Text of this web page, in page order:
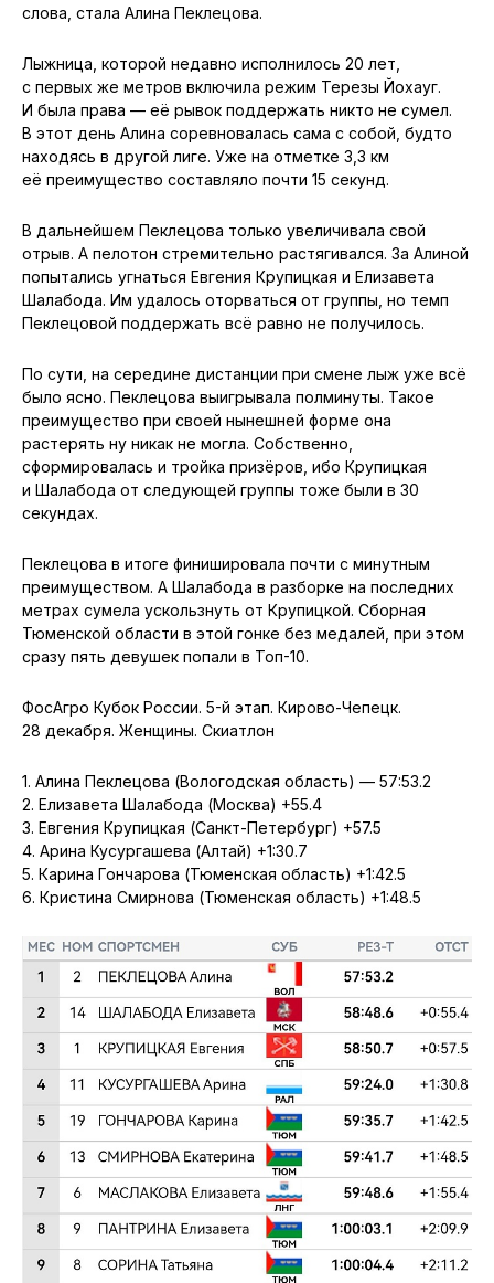
слова, стала Алина Пеклецова.
Лыжница, которой недавно исполнилось 20 лет,
с первых же метров включила режим Терезы Йохауг.
И была права — её рывок поддержать никто не сумел.
В этот день Алина соревновалась сама с собой, будто
находясь в другой лиге. Уже на отметке 3,3 км
её преимущество составляло почти 15 секунд.
В дальнейшем Пеклецова только увеличивала свой
отрыв. А пелотон стремительно растягивался. За Алиной
попытались угнаться Евгения Крупицкая и Елизавета
Шалабода. Им удалось оторваться от группы, но темп
Пеклецовой поддержать всё равно не получилось.
По сути, на середине дистанции при смене лыж уже всё
было ясно. Пеклецова выигрывала полминуты. Такое
преимущество при своей нынешней форме она
растерять ну никак не могла. Собственно,
сформировалась и тройка призёров, ибо Крупицкая
и Шалабода от следующей группы тоже были в 30
секундах.
Пеклецова в итоге финишировала почти с минутным
преимуществом. А Шалабода в разборке на последних
метрах сумела ускользнуть от Крупицкой. Сборная
Тюменской области в этой гонке без медалей, при этом
сразу пять девушек попали в Топ-10.
ФосАгро Кубок России. 5-й этап. Кирово-Чепецк.
28 декабря. Женщины. Скиатлон
1. Алина Пеклецова (Вологодская область) — 57:53.2
2. Елизавета Шалабода (Москва) +55.4
3. Евгения Крупицкая (Санкт-Петербург) +57.5
4. Арина Кусургашева (Алтай) +1:30.7
5. Карина Гончарова (Тюменская область) +1:42.5
6. Кристина Смирнова (Тюменская область) +1:48.5